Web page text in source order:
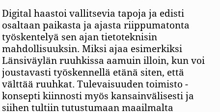
Digital haastoi vallitsevia tapoja ja edisti
osaltaan paikasta ja ajasta riippumatonta
työskentelyä sen ajan tietoteknisin
mahdollisuuksin. Miksi ajaa esimerkiksi
Länsiväylän ruuhkissa aamuin illoin, kun voi
joustavasti työskennellä etänä siten, että
välttää ruuhkat. Tulevaisuuden toimisto -
konsepti kiinnosti myös kansainvälisesti ja
siihen tultiin tutustumaan maailmalta